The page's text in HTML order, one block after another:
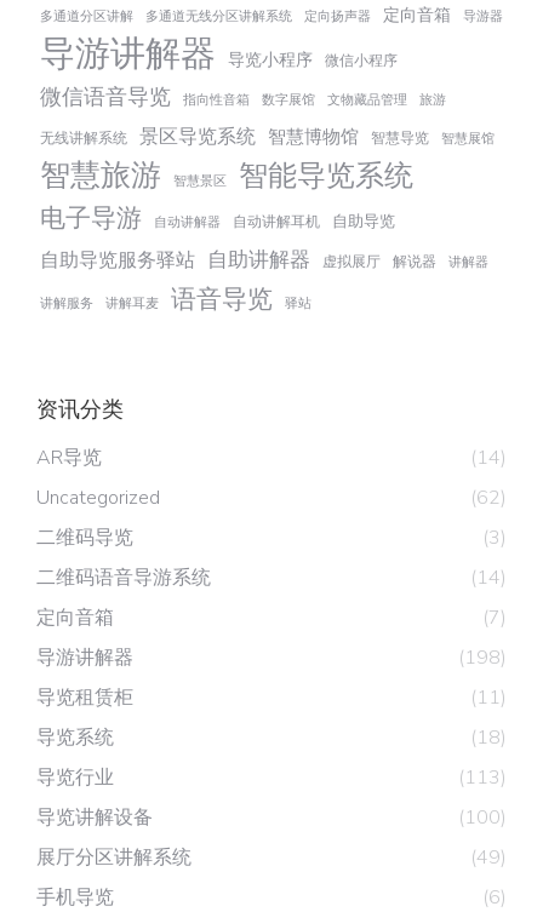
多通道分区讲解 多通道无线分区讲解系统 定向扬声器 定向音箱 导游器
导游讲解器 导览小程序 微信小程序
微信语音导览 指向性音箱 数字展馆 文物藏品管理 旅游
无线讲解系统 景区导览系统 智慧博物馆 智慧导览 智慧展馆
智慧旅游 智慧景区 智能导览系统
电子导游 自动讲解器 自动讲解耳机 自助导览
自助导览服务驿站 自助讲解器 虚拟展厅 解说器 讲解器
讲解服务 讲解耳麦 语音导览 驿站
资讯分类
AR导览
(14)
Uncategorized
(62)
二维码导览
(3)
二维码语音导游系统
(14)
定向音箱
(7)
导游讲解器
(198)
导览租赁柜
(11)
导览系统
(18)
导览行业
(113)
导览讲解设备
(100)
展厅分区讲解系统
(49)
手机导览
(6)